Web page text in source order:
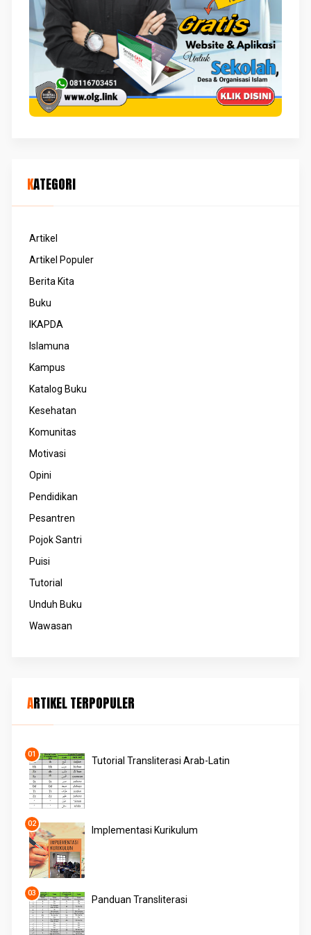
KATEGORI
Artikel
Artikel Populer
Berita Kita
Buku
IKAPDA
Islamuna
Kampus
Katalog Buku
Kesehatan
Komunitas
Motivasi
Opini
Pendidikan
Pesantren
Pojok Santri
Puisi
Tutorial
Unduh Buku
Wawasan
ARTIKEL TERPOPULER
Tutorial Transliterasi Arab-Latin
Implementasi Kurikulum
Panduan Transliterasi